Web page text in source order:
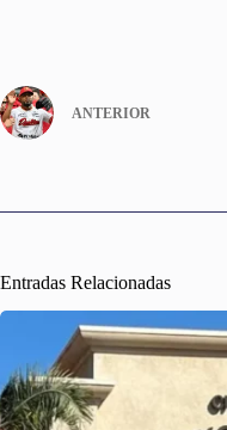
ANTERIOR
Entradas Relacionadas